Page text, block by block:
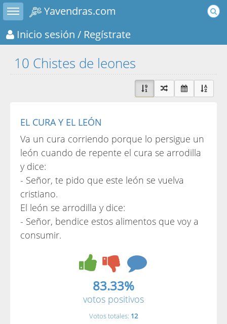
Toggle sidebar
Yavendras.com
Inicio sesión / Regístrate
10 Chistes de leones
EL CURA Y EL LEÓN
Va un cura corriendo porque lo persigue un
león cuando de repente el cura se arrodilla
y dice:
- Señor, te pido que este león se vuelva
cristiano.
El león se arrodilla y dice:
- Señor, bendice estos alimentos que voy a
consumir.
83.33%
votos positivos
Votos totales: 12